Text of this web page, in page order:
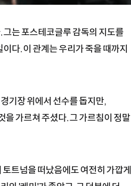
는 포스테코글루 감독의 지도를
다. 이 관계는 우리가 죽을 때까지
기장 위에서 선수를 돕지만,
을 가르쳐 주셨다. 그 가르침이 정말
트넘을 떠났음에도 여전히 가깝게